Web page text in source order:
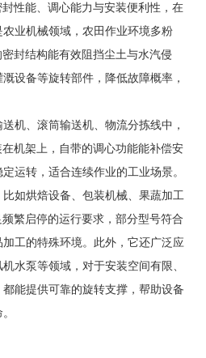
性能、调心能力与安装便利性，在
业机械领域，农田作业环境多粉
封结构能有效阻挡尘土与水汽侵
设备等旋转部件，降低故障概率，
机、滚筒输送机、物流分拣线中，
机架上，自带的调心功能能补偿安
运转，适合连续作业的工业场景。
如烘焙设备、包装机械、果蔬加工
繁启停的运行要求，部分型号符合
工的特殊环境。此外，它还广泛应
水泵等领域，对于安装空间有限、
能提供可靠的旋转支撑，帮助设备